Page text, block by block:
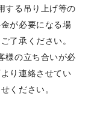
する吊り上げ等の
が必要になる場
了承ください。
様の立ち合いが必
り連絡させてい
ください。